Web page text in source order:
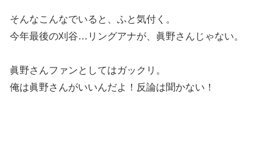
そんなこんなでいると、ふと気付く。
今年最後の刈谷…リングアナが、眞野さんじゃない。
眞野さんファンとしてはガックリ。
俺は眞野さんがいいんだよ！反論は聞かない！